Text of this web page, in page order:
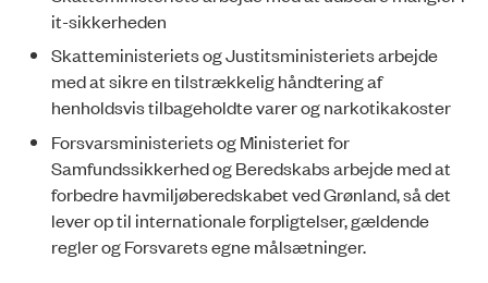
it-sikkerheden
Skatteministeriets og Justitsministeriets arbejde
med at sikre en tilstrækkelig håndtering af
henholdsvis tilbageholdte varer og narkotikakoster
Forsvarsministeriets og Ministeriet for
Samfundssikkerhed og Beredskabs arbejde med at
forbedre havmiljøberedskabet ved Grønland, så det
lever op til internationale forpligtelser, gældende
regler og Forsvarets egne målsætninger.